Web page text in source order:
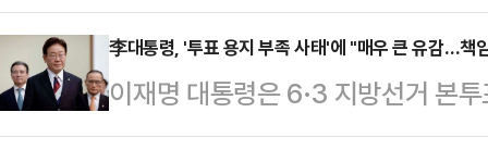
프 행정부의 강경 …
키며 전국민적인 사랑을 받았다. 배
하고, 그 뜨거운 여운이 가시기도
다. 지난 5월 첫 방송을 시작한 티빙
주인공…
가 발생하며 중앙선거관리위원회
서는 "단순한 행정 실수를 넘어 헌
제한된 사건"이라며 "조만간 선관
가능성은 매우 크다"고 내다봤다.4
李대통령, '투표 용지 부족 사태'에 "매우 큰 유감…책
이재명 대통령은 6·3 지방선거 본
서 투표 용지 부족으로 투표가 일시